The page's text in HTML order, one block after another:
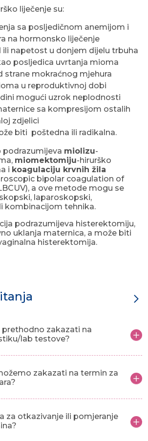
liječenje su:
sa posljedičnom anemijom i
na hormonsko liječenje
ili napetost u donjem dijelu trbuha
posljedica uvrtanja mioma
strane mokraćnog mjehura
u reproduktivnoj dobi
mogući uzrok neplodnosti
sa kompresijom ostalih
zdjelici
biti poštedna ili radikalna.
podrazumijeva miolizu-
miomektomiju-hirurško
i koagulaciju krvnih žila
bipolar coagulation of
a ove metode mogu se
laparoskopski,
kombinacijom tehnika.
podrazumijeva histerektomiju,
uklanja maternica, a može biti
histerektomija.
prethodno zakazati na
lab testove?
zakazati na termin za
za otkazivanje ili pomjeranje